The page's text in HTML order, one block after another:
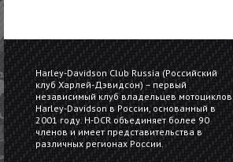
Harley-Davidson Club Russia (Российский
клуб Харлей-Дэвидсон) – первый
независимый клуб владельцев мотоциклов
Harley-Davidson в России, основанный в
2001 году. H-DCR oбъединяет более 90
членов и имеет представительства в
различных регионах России.